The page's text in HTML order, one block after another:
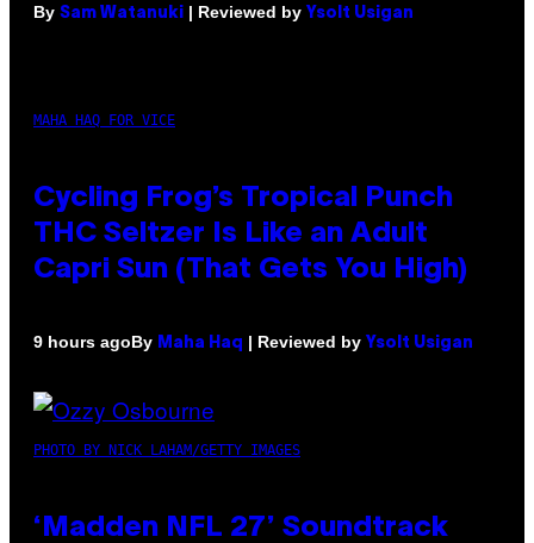
By Sam Watanuki | Reviewed by Ysolt Usigan
MAHA HAQ FOR VICE
Cycling Frog’s Tropical Punch
THC Seltzer Is Like an Adult
Capri Sun (That Gets You High)
9 hours agoBy Maha Haq | Reviewed by Ysolt Usigan
PHOTO BY NICK LAHAM/GETTY IMAGES
‘Madden NFL 27’ Soundtrack